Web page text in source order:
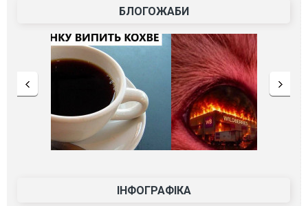
БЛОГОЖАБИ
ІНФОГРАФІКА